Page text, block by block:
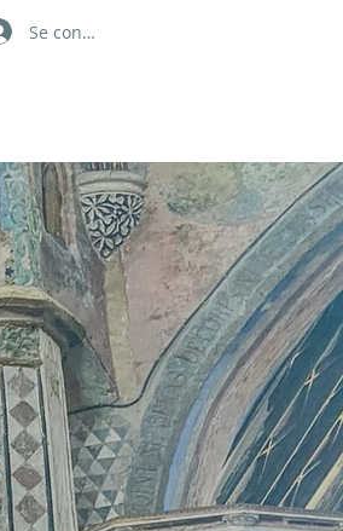
Se connecter